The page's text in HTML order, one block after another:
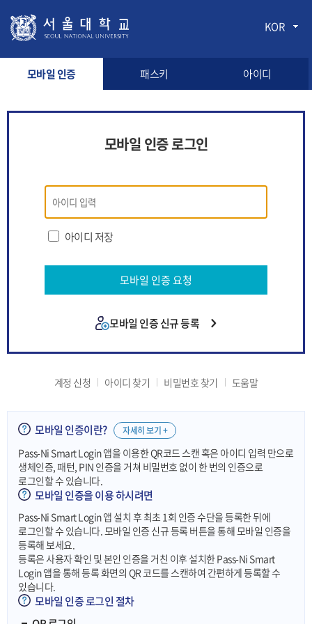
KOR
모바일 인증 패스키 아이디
모바일 인증 로그인
모바일
인증
로그인
아이디 저장
모바일 인증 요청
모바일 인증 신규 등록
계정 신청 아이디 찾기 비밀번호 찾기 도움말
모바일 인증이란? 자세히 보기 +
Pass-Ni Smart Login 앱을 이용한 QR코드 스캔 혹은 아이디 입력 만으로
생체인증, 패턴, PIN 인증을 거쳐 비밀번호 없이 한 번의 인증으로
로그인할 수 있습니다.
모바일 인증을 이용 하시려면
Pass-Ni Smart Login 앱 설치 후 최초 1회 인증 수단을 등록한 뒤에
로그인할 수 있습니다. 모바일 인증 신규 등록 버튼을 통해 모바일 인증을
등록해 보세요.
등록은 사용자 확인 및 본인 인증을 거친 이후 설치한 Pass-Ni Smart
Login 앱을 통해 등록 화면의 QR 코드를 스캔하여 간편하게 등록할 수
있습니다.
모바일 인증 로그인 절차